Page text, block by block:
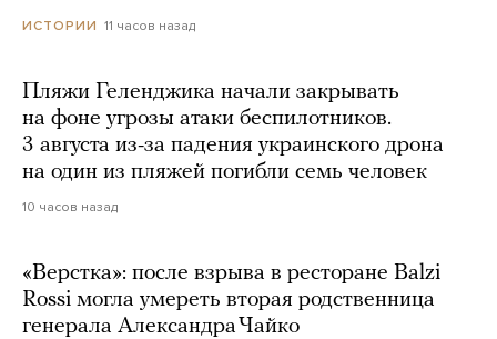
ИСТОРИИ 11 часов назад
Пляжи Геленджика начали закрывать
на фоне угрозы атаки беспилотников.
3 августа из-за падения украинского дрона
на один из пляжей погибли семь человек
10 часов назад
«Верстка»: после взрыва в ресторане Balzi
Rossi могла умереть вторая родственница
генерала Александра Чайко